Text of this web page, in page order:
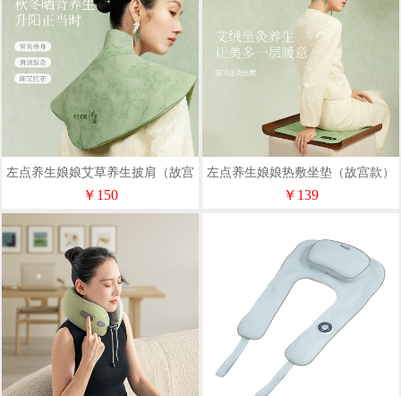
左点养生娘娘艾草养生披肩（故宫
款）
￥150
左点养生娘娘热敷坐垫（故宫款）
￥139